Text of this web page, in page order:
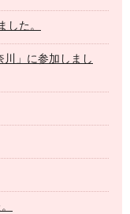
た。
川」に参加しまし